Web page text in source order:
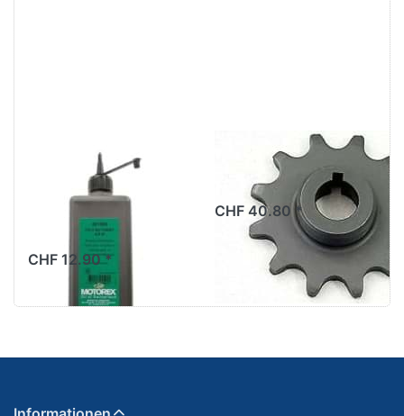
Motorex
Moped-
Getriebeoel Cilo
Automat, 4.5 dl
CHF 12.90 *
Ritzel 13Z. Beta
521, Original
CHF 40.80 *